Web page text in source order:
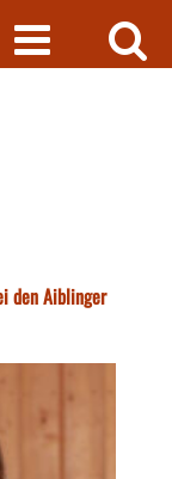
den Aiblinger